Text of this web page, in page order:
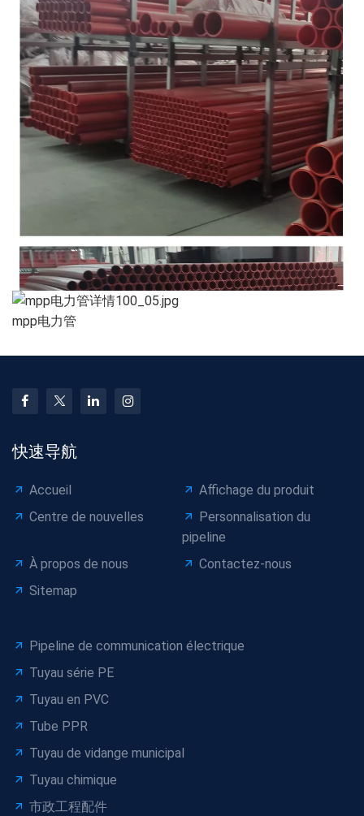
mpp电力管
快速导航
Accueil
Affichage du produit
Centre de nouvelles
Personnalisation du
pipeline
À propos de nous
Contactez-nous
Sitemap
Pipeline de communication électrique
Tuyau série PE
Tuyau en PVC
Tube PPR
Tuyau de vidange municipal
Tuyau chimique
市政工程配件